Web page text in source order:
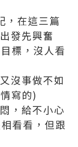
，在這三篇
發先興奮
標，沒人看
沒事做不如
寫的)
，給不小心
看看，但跟